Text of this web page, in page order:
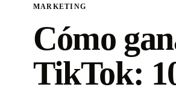
MARKETING
Cómo
TikTok: